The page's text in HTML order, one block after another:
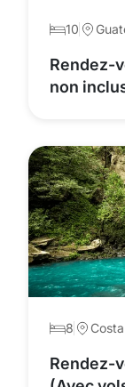
10
Rendez-
non
8
Rendez-